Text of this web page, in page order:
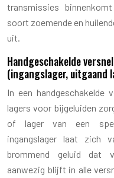
transmissies
soort zoemende en
uit.
Handgeschakelde
(ingangslager, uitgaand
In een handgeschakelde
lagers voor bijgeluiden
of lager van een
ingangslager laat zich
brommend geluid dat
aanwezig blijft in alle